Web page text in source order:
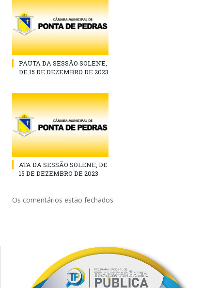
PAUTA DA SESSÃO SOLENE,
DE 15 DE DEZEMBRO DE 2023
ATA DA SESSÃO SOLENE, DE
15 DE DEZEMBRO DE 2023
Os comentários estão fechados.